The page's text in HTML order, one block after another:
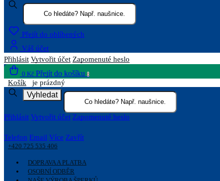
Přejít do oblíbených
Váš účet
Přihlásit Vytvořit účet Zapomenuté heslo
0 Kč Přejít do košíku 0
Košík je prázdný
Vyhledat
Přihlásit Vytvořit účet Zapomenuté heslo
Telefon Email Více Zavřít
+420 725 535 406
DOPRAVA A PLATBA
OSOBNÍ ODBĚR